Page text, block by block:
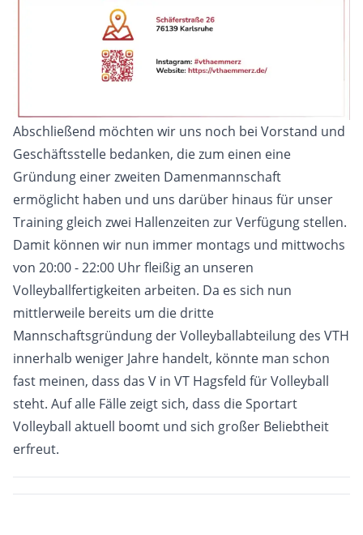
Abschließend möchten wir uns noch bei Vorstand und
Geschäftsstelle bedanken, die zum einen eine
Gründung einer zweiten Damenmannschaft
ermöglicht haben und uns darüber hinaus für unser
Training gleich zwei Hallenzeiten zur Verfügung stellen.
Damit können wir nun immer montags und mittwochs
von 20:00 - 22:00 Uhr fleißig an unseren
Volleyballfertigkeiten arbeiten. Da es sich nun
mittlerweile bereits um die dritte
Mannschaftsgründung der Volleyballabteilung des VTH
innerhalb weniger Jahre handelt, könnte man schon
fast meinen, dass das V in VT Hagsfeld für Volleyball
steht. Auf alle Fälle zeigt sich, dass die Sportart
Volleyball aktuell boomt und sich großer Beliebtheit
erfreut.